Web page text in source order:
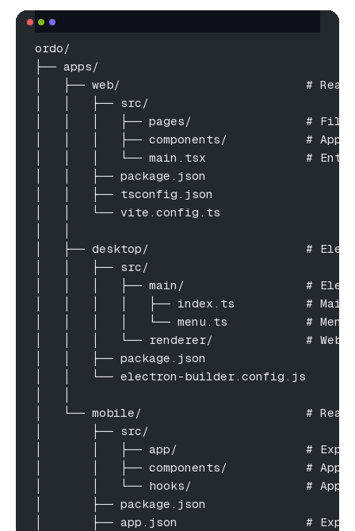
ordo/
├── apps/
│   ├── web/                          # React
│   │   ├── src/
│   │   │   ├── pages/                # File-
│   │   │   ├── components/           # App-
│   │   │   └── main.tsx              #
│   │   ├── package.json
│   │   ├── tsconfig.json
│   │   └── vite.config.ts
│   ├── desktop/                      #
│   │   ├── src/
│   │   │   ├── main/                 #
│   │   │   │   ├── index.ts          # Main
│   │   │   │   └── menu.ts           # Menu
│   │   │   └── renderer/             # Web
│   │   ├── package.json
│   │   └── electron-builder.config.js
│   └── mobile/                       # React
│       ├── src/
│       │   ├── app/                  # Expo
│       │   ├── components/           # App-
│       │   └── hooks/                # App-
│       ├── package.json
│       ├── app.json                  # Expo